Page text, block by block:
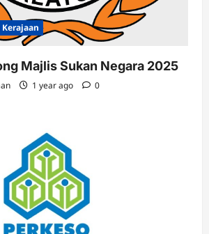
Majlis Sukan Negara 2025
1 year ago 0